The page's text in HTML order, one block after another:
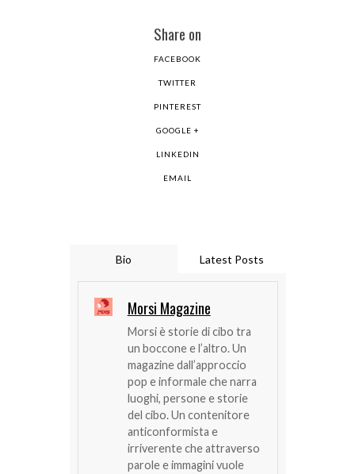
Share on
FACEBOOK
TWITTER
PINTEREST
GOOGLE +
LINKEDIN
EMAIL
Bio Latest Posts
Morsi Magazine
Morsi è storie di cibo tra
un boccone e l’altro. Un
magazine dall’approccio
pop e informale che narra
luoghi, persone e storie
del cibo. Un contenitore
anticonformista e
irriverente che attraverso
parole e immagini vuole